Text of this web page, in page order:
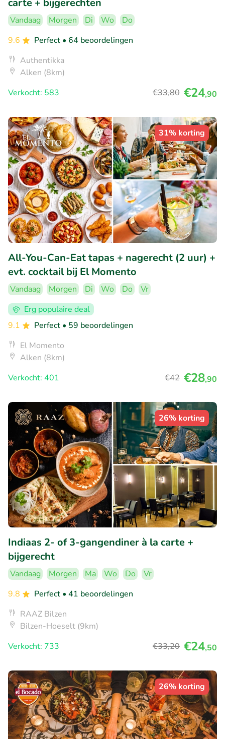
carte + bijgerechten
Vandaag Morgen Di Wo
Do
9.6
Perfect • 64 beoordelingen
Authentikka
Alken (8km)
Verkocht: 583
€33,80 €24,90
31% korting
All-You-Can-Eat tapas + nagerecht (2 uur) +
evt. cocktail bij El Momento
Vandaag Morgen Di Wo Do
Vr
Erg populaire deal
9.1
Perfect • 59 beoordelingen
El Momento
Alken (8km)
Verkocht: 401
€42 €28,90
26% korting
Indiaas 2- of 3-gangendiner à la carte +
bijgerecht
Vandaag Morgen Ma Wo Do
Vr
9.8
Perfect • 41 beoordelingen
RAAZ Bilzen
Bilzen-Hoeselt (9km)
Verkocht: 733
€33,20 €24,50
26% korting